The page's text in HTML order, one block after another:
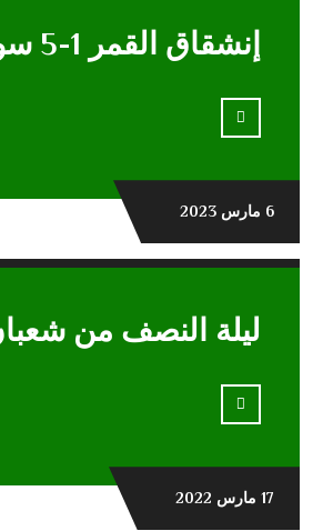
6 مارس 2023
17 مارس 2022